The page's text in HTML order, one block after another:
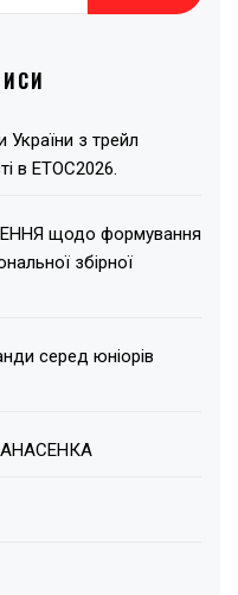
України з трейл
в ЕТОС2026.
щодо формування
збірної
серед юніорів